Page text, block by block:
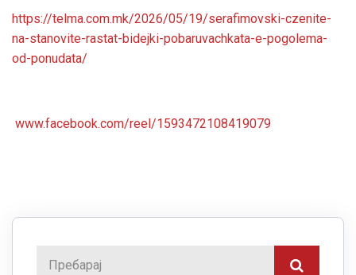
https://telma.com.mk/2026/05/19/serafimovski-czenite-
na-stanovite-rastat-bidejki-pobaruvachkata-e-pogolema-
od-ponudata/
www.facebook.com/reel/1593472108419079